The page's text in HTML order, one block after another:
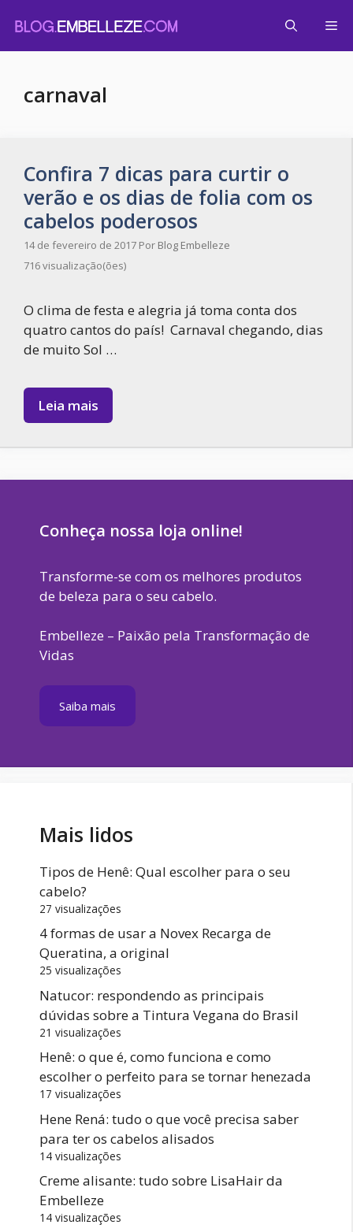
para
o
carnaval
Confira 7 dicas para curtir o
verão e os dias de folia com os
cabelos poderosos
14 de fevereiro de 2017 Por Blog Embelleze
716 visualização(ões)
O clima de festa e alegria já toma conta dos
quatro cantos do país! Carnaval chegando, dias
de muito Sol …
Leia mais
Conheça nossa loja online!
Transforme-se com os melhores produtos
de beleza para o seu cabelo.
Embelleze – Paixão pela Transformação de
Vidas
Saiba mais
Mais lidos
Tipos de Henê: Qual escolher para o seu
cabelo?
27 visualizações
4 formas de usar a Novex Recarga de
Queratina, a original
25 visualizações
Natucor: respondendo as principais
dúvidas sobre a Tintura Vegana do Brasil
21 visualizações
Henê: o que é, como funciona e como
escolher o perfeito para se tornar henezada
17 visualizações
Hene Rená: tudo o que você precisa saber
para ter os cabelos alisados
14 visualizações
Creme alisante: tudo sobre LisaHair da
Embelleze
14 visualizações